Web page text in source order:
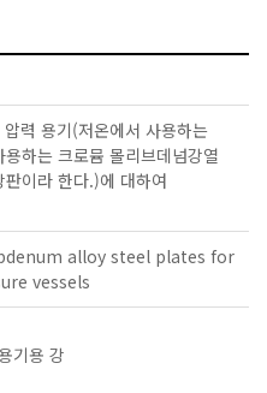
력 용기(저온에서 사용하는
하는 크로뮴 몰리브데넘강열
이라 한다.)에 대하여
alloy steel plates for
vessels
기용 강